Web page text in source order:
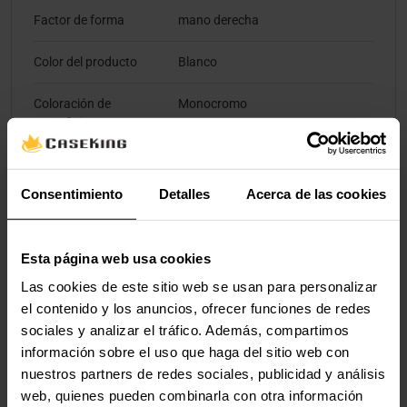
Consentimiento Detalles Acerca de las cookies
Esta página web usa cookies
Las cookies de este sitio web se usan para personalizar
el contenido y los anuncios, ofrecer funciones de redes
sociales y analizar el tráfico. Además, compartimos
información sobre el uso que haga del sitio web con
nuestros partners de redes sociales, publicidad y análisis
web, quienes pueden combinarla con otra información
Factor de forma mano derecha
Color del producto Blanco
Coloración de
superficie
Monocromo
(PTFE)
Iluminación de color Multi
Ergonomía
Longitud de cable